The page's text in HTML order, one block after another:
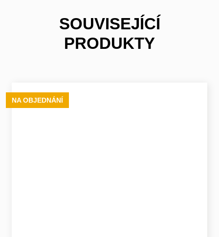
SOUVISEJÍCÍ
PRODUKTY
NA OBJEDNÁNÍ